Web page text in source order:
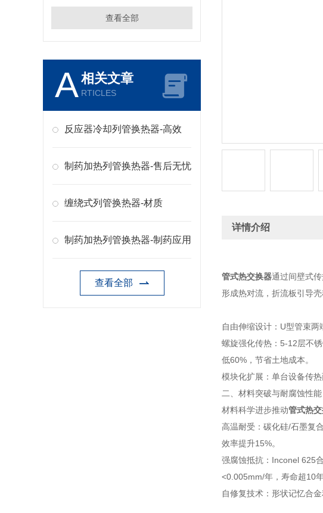
查看全部
A相关文章
RTICLES
反应器冷却列管换热器-高效
制药加热列管换热器-售后无忧
缠绕式列管换热器-材质
制药加热列管换热器-制药应用
查看全部
详情介绍
管式热交换器通过间壁式
形成热对流，折流板引导
自由伸缩设计：U型管束
螺旋强化传热：5-12层不
低60%，节省土地成本。
模块化扩展：单台设备传
二、材料突破与耐腐蚀性能
材料科学进步推动管式热
高温耐受：碳化硅/石墨复
效率提升15%。
强腐蚀抵抗：Inconel 625
<0.005mm/年，寿命超10年
自修复技术：形状记忆合